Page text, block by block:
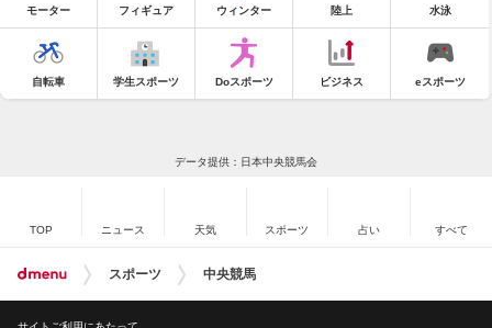
モーター フィギュア ウィンター 陸上 水泳
自転車 学生スポーツ Doスポーツ ビジネス eスポーツ
データ提供：日本中央競馬会
TOP ニュース 天気 スポーツ 占い すべて
スポーツ 中央競馬